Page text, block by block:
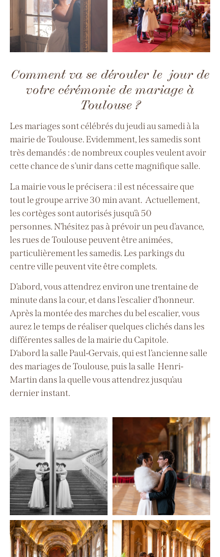
Comment va se dérouler le jour de
votre cérémonie de mariage à
Toulouse ?
Les mariages sont célébrés du jeudi au samedi à la
mairie de Toulouse. Evidemment, les samedis sont
très demandés : de nombreux couples veulent avoir
cette chance de s’unir dans cette magnifique salle.
La mairie vous le précisera : il est nécessaire que
tout le groupe arrive 30 min avant. Actuellement,
les cortèges sont autorisés jusqu’à 50
personnes.N’hésitez pas à prévoir un peu d’avance,
les rues de Toulouse peuvent être animées,
particulièrement les samedis. Les parkings du
centre ville peuvent vite être complets.
D’abord, vous attendrez environ une trentaine de
minute dans la cour, et dans l’escalier d’honneur.
Après la montée des marches du bel escalier, vous
aurez le temps de réaliser quelques clichés dans les
différentes salles de la mairie du Capitole.
D‘abordlasalle Paul-Gervais, qui est l’ancienne salle
des mariages de Toulouse, puis la salle Henri-
Martin dans la quelle vous attendrez jusqu’au
dernier instant.